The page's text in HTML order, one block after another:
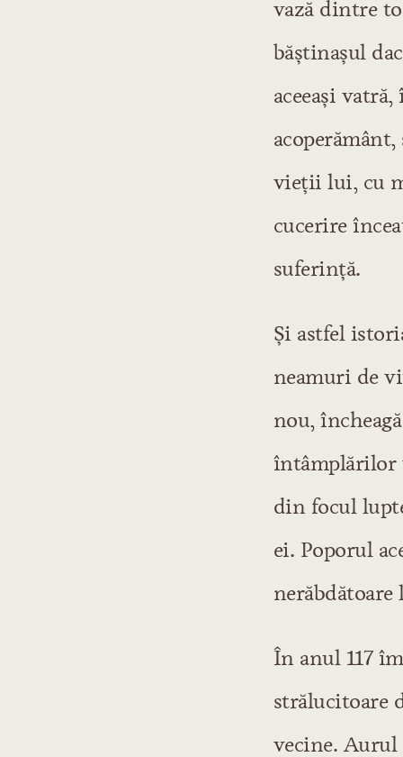
vază dintre
băștinașul
aceeași
vieții lui, cu
cucerire
suferință.
Și astfel
neamuri de
nou,
întâmplărilor
din focul
ei. Poporul
În anul 117
strălucitoare
vecine. Aurul